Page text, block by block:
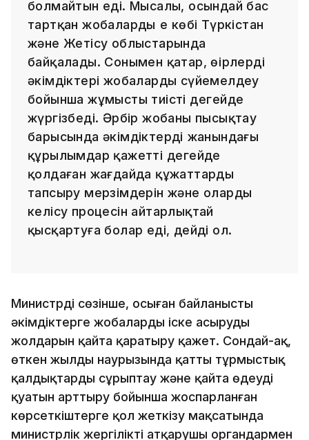
болмайтын еді. Мысалы, осындай бас
тартқан жобалардың ең көбі Түркістан
және Жетісу облыстарында
байқалады. Сонымен қатар, өңірлердің
әкімдіктері жобаларды сүйемелдеу
бойынша жұмысты тиісті деңгейде
жүргізбеді. Әрбір жобаны пысықтау
барысында әкімдіктердің жанындағы
құрылымдар қажетті деңгейде
қолдаған жағдайда құжаттарды
тапсыру мерзімдерін және оларды
келісу процесін айтарлықтай
қысқартуға болар еді, дейді ол.
Министрдің сөзінше, осыған байланысты
әкімдіктерге жобаларды іске асырудың
жолдарын қайта қаратыру қажет. Сондай-ақ,
өткен жылдың наурызында қатты тұрмыстық
қалдықтарды сұрыптау және қайта өңдеудің
қуатын арттыру бойынша жоспарланған
көрсеткіштерге қол жеткізу мақсатында
министрлік жергілікті атқарушы органдармен